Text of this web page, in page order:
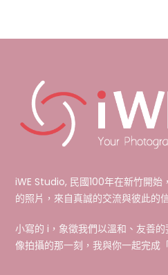
iWE Studio, 民國100年在新竹開始
的照片，來自真誠的交流與彼此的
小寫的 i，象徵我們以溫和、友善
像拍攝的那一刻，我與你一起完成